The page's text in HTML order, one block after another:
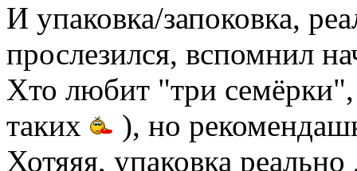
И упаковка/запоковка,
прослезился, вспомнил
Хто любит "три
таких
), но
Хотяяя, упаковка